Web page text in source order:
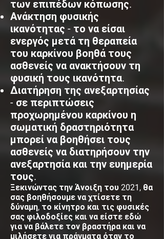
των επιπέδων κόπωσης.
Ανάκτηση φυσικής
ικανότητας - το να είσαι
ενεργός μετά τη θεραπεία
του καρκίνου βοηθά τους
ασθενείς να ανακτήσουν τη
φυσική τους ικανότητα.
Διατήρηση της ανεξαρτησίας
- σε περιπτώσεις
προχωρημένου καρκίνου η
σωματική δραστηριότητα
μπορεί να βοηθήσει τους
ασθενείς να διατηρήσουν την
ανεξαρτησία και την ευημερία
τους.
Ξεκινώντας την Άνοιξη του 2021, θα
σας βοηθήσουμε να χτίσετε τη
δύναμη, το κίνητρο και τις φυσικές
σας φιλοδοξίες και να είστε εδώ
για να βάλετε τον βραστήρα και να
μιλήσετε για πράγματα όταν το